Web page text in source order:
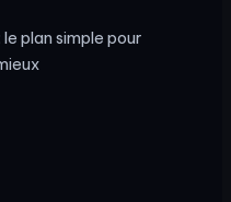
le plan simple pour